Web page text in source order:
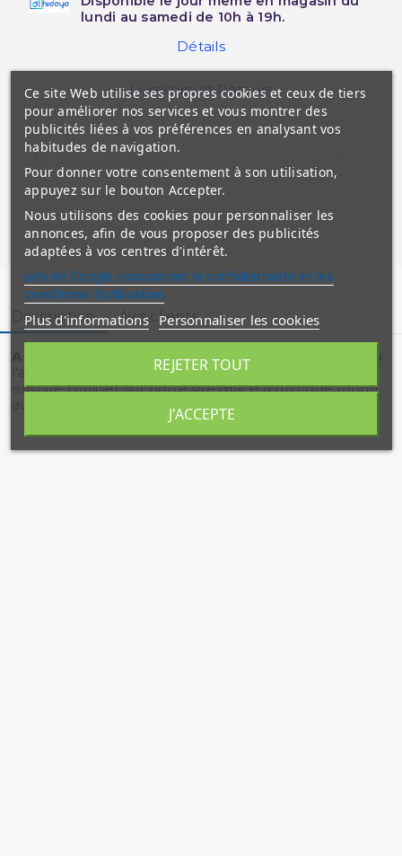
lundi au samedi de 10h à 19h.
Détails
Livraisons et Retours
Retour & Echange
Description Avis clients
La carte cadeau est transmise par email à
l'acheteur qui la transmet au destinataire qui peut
ensuite l'utiliser sur notre site grâce à un code fourni
Ce site Web utilise ses propres cookies et ceux de tiers
pour améliorer nos services et vous montrer des
publicités liées à vos préférences en analysant vos
habitudes de navigation.
Pour donner votre consentement à son utilisation,
appuyez sur le bouton Accepter.
Nous utilisons des cookies pour personnaliser les
annonces, afin de vous proposer des publicités
adaptées à vos centres d'intérêt.
site de Google concernant la confidentialité et les
conditions d'utilisation
Plus d'informations Personnaliser les cookies
REJETER TOUT
J'ACCEPTE